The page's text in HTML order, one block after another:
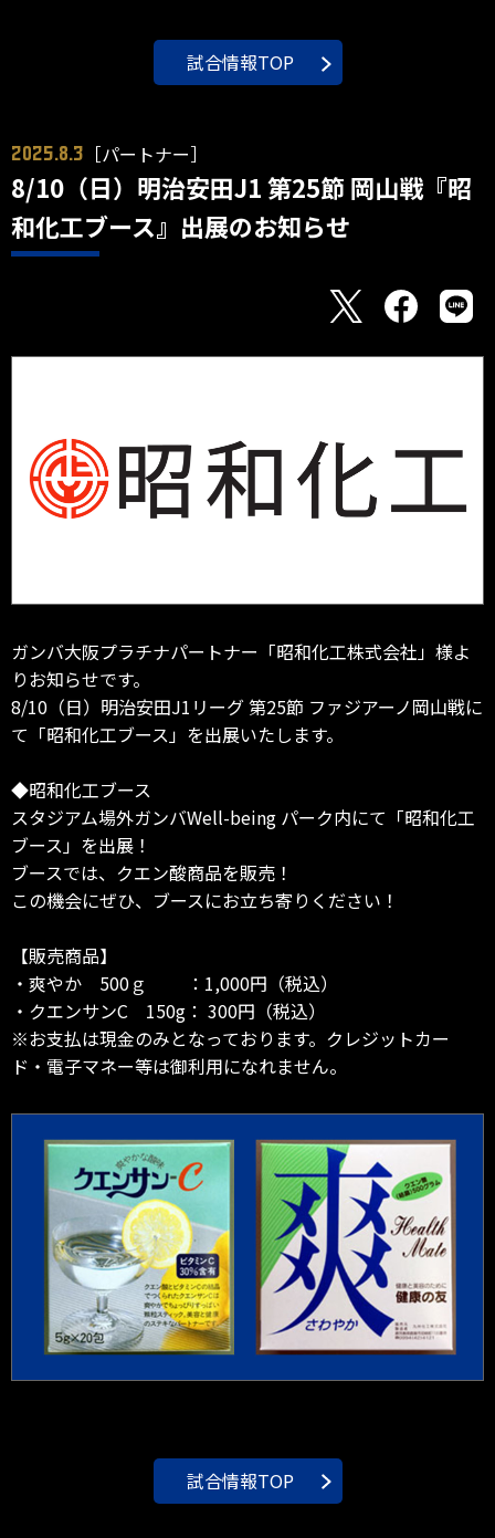
試合情報TOP
2025.8.3 ［パートナー］
8/10（日）明治安田J1 第25節 岡山戦『昭
和化工ブース』出展のお知らせ
ガンバ大阪プラチナパートナー「昭和化工株式会社」様よ
りお知らせです。
8/10（日）明治安田J1リーグ 第25節 ファジアーノ岡山戦に
て「昭和化工ブース」を出展いたします。
◆昭和化工ブース
スタジアム場外ガンバWell-being パーク内にて「昭和化工
ブース」を出展！
ブースでは、クエン酸商品を販売！
この機会にぜひ、ブースにお立ち寄りください！
【販売商品】
・爽やか 500ｇ ：1,000円（税込）
・クエンサンC 150g： 300円（税込）
※お支払は現金のみとなっております。クレジットカー
ド・電子マネー等は御利用になれません。
試合情報TOP